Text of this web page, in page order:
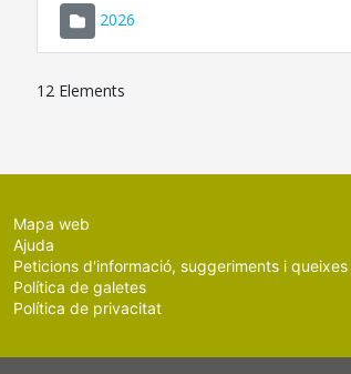
2026
12 Elements
Mapa web
Ajuda
Peticions d'informació, suggeriments i queixes
Política de galetes
Política de privacitat